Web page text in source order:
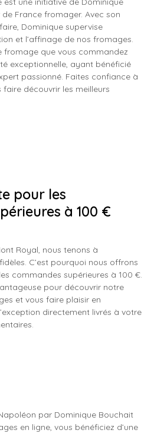
France fromager. Avec son
Dominique supervise
et l’affinage de nos fromages.
fromage que vous commandez
exceptionnelle, ayant bénéficié
passionné. Faites confiance à
découvrir les meilleurs
pour les
à 100 €
Royal, nous tenons à
C’est pourquoi nous offrons
commandes supérieures à 100 €.
pour découvrir notre
et vous faire plaisir en
directement livrés à votre
par Dominique Bouchait
en ligne, vous bénéficiez d’une